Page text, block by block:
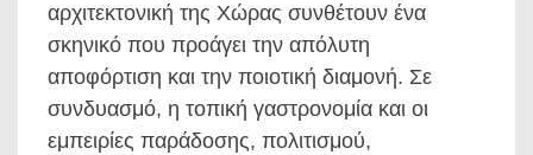
αρχιτεκτονική της Χώρας συνθέτουν ένα
σκηνικό που προάγει την απόλυτη
αποφόρτιση και την ποιοτική διαμονή. Σε
συνδυασμό, η τοπική γαστρονομία και οι
εμπειρίες παράδοσης, πολιτισμού,